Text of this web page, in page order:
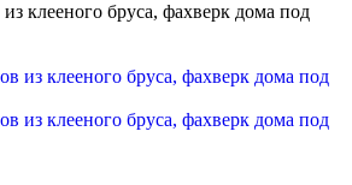
клееного бруса, фахверк дома под